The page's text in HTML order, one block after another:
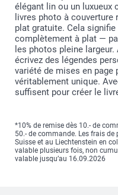
élégant lin ou un luxueux
livres photo à
plat gratuite. Cela
complètement à plat —
les photos pleine
écrivez des légendes
variété de mises en page
véritablement unique.
suffisent pour créer le
*10% de remise dès 10.- de
50.- de commande. Les frais
Suisse et au Liechtenstein en
valable plusieurs fois, non
valable jusqu’au 16.09.2026